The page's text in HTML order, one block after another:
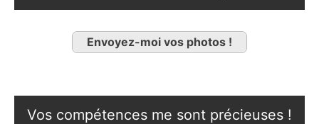
Envoyez-moi vos photos !
Vos compétences me sont précieuses !